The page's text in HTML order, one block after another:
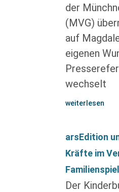
der
(MVG)
auf
eigenen
wechselt
weiterlesen
arsEdition
Kräfte im
Der